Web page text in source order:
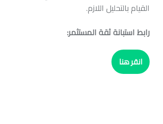
القيام بالتحليل اللازم.
رابط استبانة ثقة المستثمر:
انقر هنا